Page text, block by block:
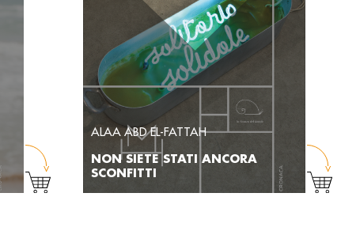
ALAA ABD EL-FATTAH
NON SIETE STATI ANCORA
SCONFITTI